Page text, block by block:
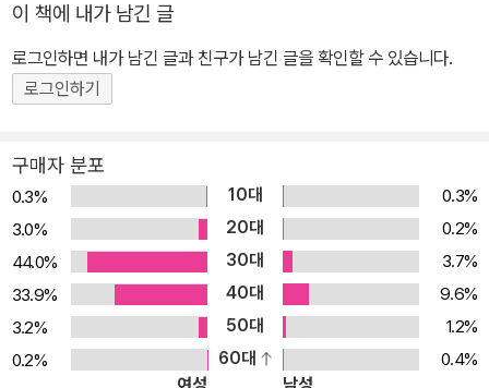
기자기 재미난 김치의 변천사 오늘은 김치 특공대가 장독대 본부에
모여 ‘김치의 역사’ 영화를 보는 날입니다. 김치 특공대씩이나 되어 가
지고 김치의 역사도 몰라서 영화까지 보느냐고요? 그럴 리가요. 각자
동료들 앞에 들이밀기 위한 요식 행위일 뿐이지요. 아니나 다를까. 영
화가 미처 끝나기도 전에 왕소금이 나서서 거들먹거립니다. “거봐, 나
아니면 김치가 생겨나지도 못했다고!” 하면서요. 채소를 소금에 절인
게 김치의 시작이니 그럴 법도 하지요. 하지만 그 꼴을 가만히 보고만
있을 김치 특공대원들이 아닙니다. 파, 마늘, 생강, 양념 삼총사가 바
통을 이어받나 싶더니, 고추와 젓갈이 튀어나오고, 급기야 무까지 끼
어들어 제 자랑을 늘어놓습니다. 그런데 이 녀석들의 이야기를 가만
히 들어 보면, 이게 고스란히 김치의 역사입니다. 자칫 딱딱하게 여겨
이 책에 내가 남긴 글
로그인하면 내가 남긴 글과 친구가 남긴 글을 확인할 수 있습니다.
로그인하기
구매자 분포
0.3% 10대
0.3%
3.0%
20대
0.2%
44.0%
30대
3.7%
33.9%
40대
9.6%
3.2%
50대
1.2%
0.2%
60대
0.4%